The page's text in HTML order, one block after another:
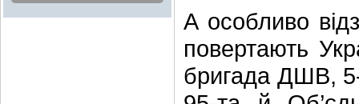
А особливо
повертають
бригада ДШВ,